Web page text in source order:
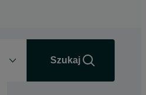
Szukaj